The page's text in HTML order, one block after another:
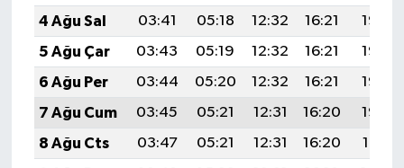
4 Ağu Sal
03:41 05:18 12:32 16:21
19:36
5 Ağu Çar
03:43 05:19 12:32 16:21
19:35
6 Ağu Per
03:44 05:20 12:32 16:21
19:33
7 Ağu Cum
03:45 05:21 12:31 16:20
19:32
8 Ağu Cts
03:47 05:21 12:31 16:20
19:31